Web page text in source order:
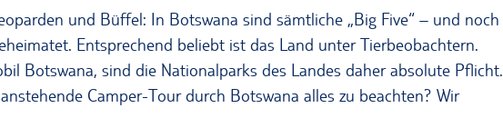
und Büffel: In Botswana sind sämtliche „Big Five“ – und noch
Entsprechend beliebt ist das Land unter Tierbeobachtern.
Botswana, sind die Nationalparks des Landes daher absolute Pflicht.
Camper-Tour durch Botswana alles zu beachten? Wir